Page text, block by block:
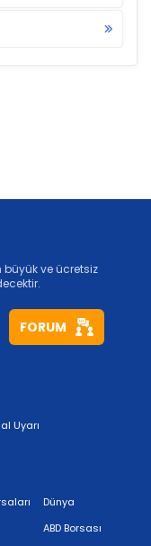
ve ücretsiz
FORUM
Uyarı
Dünya
ABD Borsası